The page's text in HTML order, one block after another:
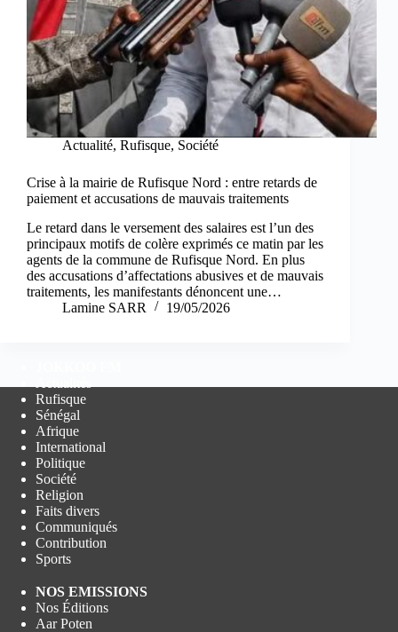
Actualité, Rufisque, Société
Crise à la mairie de Rufisque Nord : entre retards de
paiement et accusations de mauvais traitements
Le retard dans le versement des salaires est l’un des
principaux motifs de colère exprimés ce matin par les
agents de la commune de Rufisque Nord. En plus
des accusations d’affectations abusives et de mauvais
traitements, les manifestants dénoncent une…
Lamine SARR
19/05/2026
Rufisque
Sénégal
Afrique
International
Politique
Société
Religion
Faits divers
Communiqués
Contribution
Sports
NOS EMISSIONS
Nos Éditions
Aar Poten